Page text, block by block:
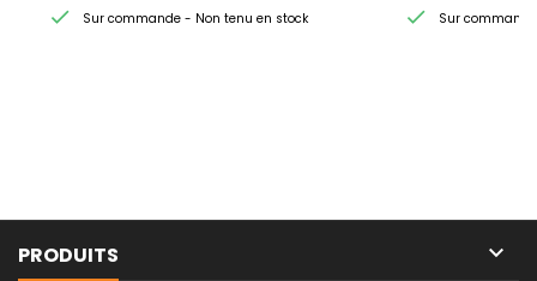
 Sur commande - Non tenu en stock  Sur
PRODUITS 